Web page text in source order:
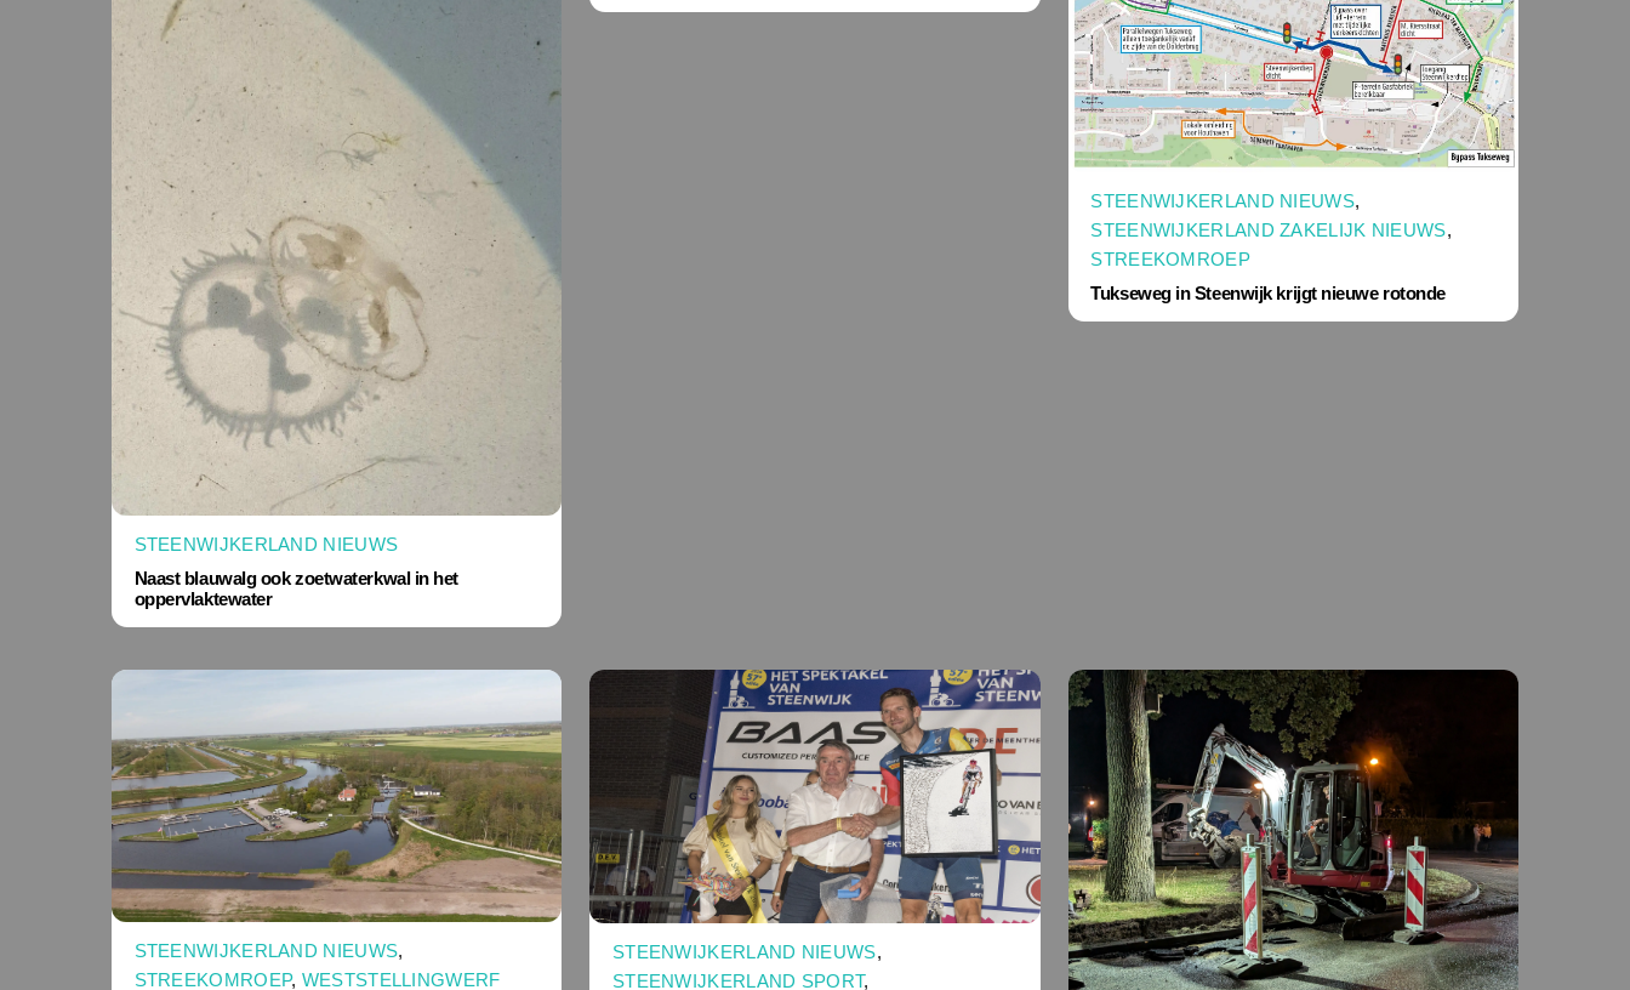
STEENWIJKERLAND NIEUWS
Naast blauwalg ook zoetwaterkwal in het
oppervlaktewater
STEENWIJKERLAND NIEUWS,
STEENWIJKERLAND ZAKELIJK NIEUWS,
STREEKOMROEP
Tukseweg in Steenwijk krijgt nieuwe rotonde
STEENWIJKERLAND NIEUWS,
STREEKOMROEP, WESTSTELLINGWERF
STEENWIJKERLAND NIEUWS,
STEENWIJKERLAND SPORT,